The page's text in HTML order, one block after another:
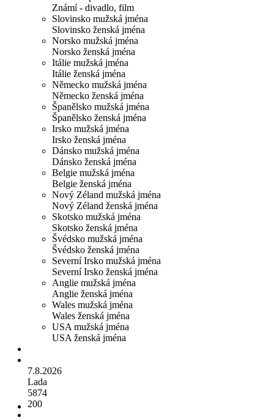
Známí - divadlo, film
Slovinsko mužská jména
Slovinsko ženská jména
Norsko mužská jména
Norsko ženská jména
Itálie mužská jména
Itálie ženská jména
Německo mužská jména
Německo ženská jména
Španělsko mužská jména
Španělsko ženská jména
Irsko mužská jména
Irsko ženská jména
Dánsko mužská jména
Dánsko ženská jména
Belgie mužská jména
Belgie ženská jména
Nový Zéland mužská jména
Nový Zéland ženská jména
Skotsko mužská jména
Skotsko ženská jména
Švédsko mužská jména
Švédsko ženská jména
Severní Irsko mužská jména
Severní Irsko ženská jména
Anglie mužská jména
Anglie ženská jména
Wales mužská jména
Wales ženská jména
USA mužská jména
USA ženská jména
7.8.2026
Lada
5874
200